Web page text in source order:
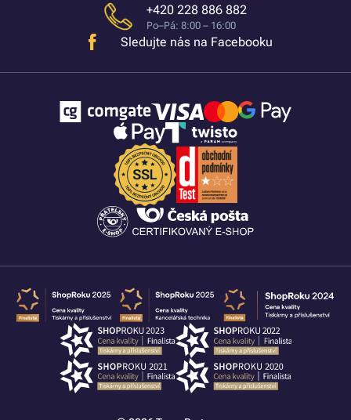
+420 228 886 882
Po–Pá: 8:00 – 16:00
Sledujte nás na Facebooku